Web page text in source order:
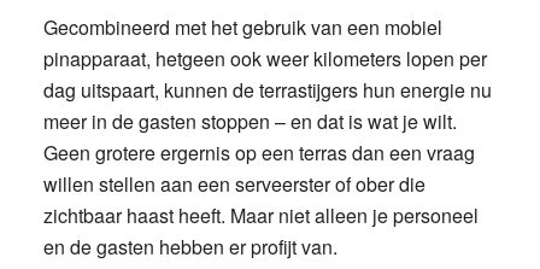
Gecombineerd met het gebruik van een mobiel
pinapparaat, hetgeen ook weer kilometers lopen per
dag uitspaart, kunnen de terrastijgers hun energie nu
meer in de gasten stoppen – en dat is wat je wilt.
Geen grotere ergernis op een terras dan een vraag
willen stellen aan een serveerster of ober die
zichtbaar haast heeft. Maar niet alleen je personeel
en de gasten hebben er profijt van.